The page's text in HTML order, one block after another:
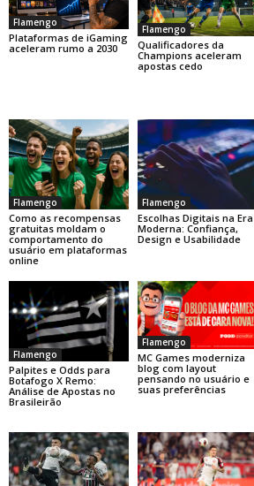
Flamengo
Plataformas de iGaming
aceleram rumo a 2030
Flamengo
Qualificadores da
Champions aceleram
apostas cedo
Flamengo
Como as recompensas
gratuitas moldam o
comportamento do
usuário em plataformas
online
Flamengo
Escolhas Digitais na Era
Moderna: Confiança,
Design e Usabilidade
Flamengo
Palpites e Odds para
Botafogo X Remo:
Análise de Apostas no
Brasileirão
Flamengo
MC Games moderniza
blog com layout
pensando no usuário e
suas preferências